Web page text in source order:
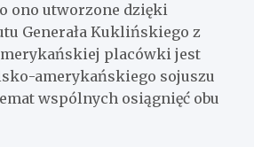
ono utworzone dzięki
Generała Kuklińskiego z
placówki jest
amerykańskiego sojuszu
wspólnych osiągnięć obu